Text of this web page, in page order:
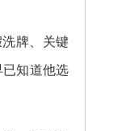
牌、关键
知道他选